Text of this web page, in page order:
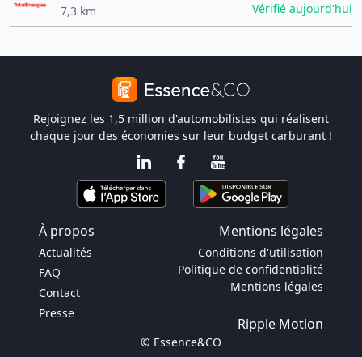
7,3 km
Vérifié aujourd'hui
Rejoignez les 1,5 million d'automobilistes qui réalisent
chaque jour des économies sur leur budget carburant !
À propos Mentions légales
Actualités
FAQ
Contact
Presse
Conditions d'utilisation
Politique de confidentialité
Mentions légales
Ripple Motion
© Essence&CO